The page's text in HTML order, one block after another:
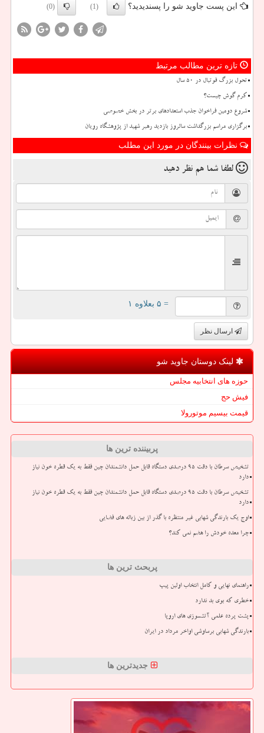
این پست جاوید شو را پسندیدید؟ (1)
(0)
تازه ترین مطالب مرتبط
تحول بزرگ فوتبال در ۵۰ سال
کرم گوش چیست؟
شروع دومین فراخوان جذب استعدادهای برتر در بخش خصوصی
برگزاری مراسم بزرگداشت سالروز بازدید رهبر شهید از پژوهشگاه رویان
نظرات بینندگان در مورد این مطلب
لطفا شما هم نظر دهید
= ۵ بعلاوه ۱
ارسال نظر
لینک دوستان جاوید شو
حوزه های انتخابیه مجلس
فیش حج
قیمت بیسیم موتورولا
پربیننده ترین ها
تشخیص سرطان با دقت ۹۵ درصدی دستگاه قابل حمل دانشمندان چین فقط به یک قطره خون نیاز
دارد
تشخیص سرطان با دقت ۹۵ درصدی دستگاه قابل حمل دانشمندان چین فقط به یک قطره خون نیاز
دارد
اوج یک بارندگی شهابی غیر منتظره با گذر از بین زباله های فضایی
چرا معده خودش را هضم نمی کند؟
پربحث ترین ها
راهنمای نهایی و کامل انتخاب اولین پیپ
خطری که بوی بد ندارد
پشت پرده علمی آتشسوزی های اروپا
بارندگی شهابی برساوشی اواخر مرداد در ایران
جدیدترین ها